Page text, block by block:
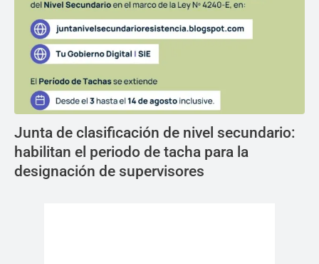
Junta de clasificación de nivel secundario:
habilitan el periodo de tacha para la
designación de supervisores